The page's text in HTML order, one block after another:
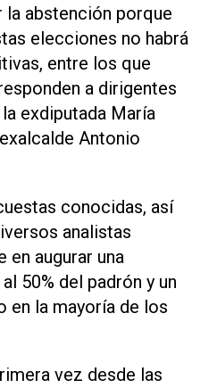
abstención porque
elecciones no habrá
entre los que
a dirigentes
exdiputada María
Antonio
conocidas, así
analistas
augurar una
50% del padrón y un
la mayoría de los
vez desde las